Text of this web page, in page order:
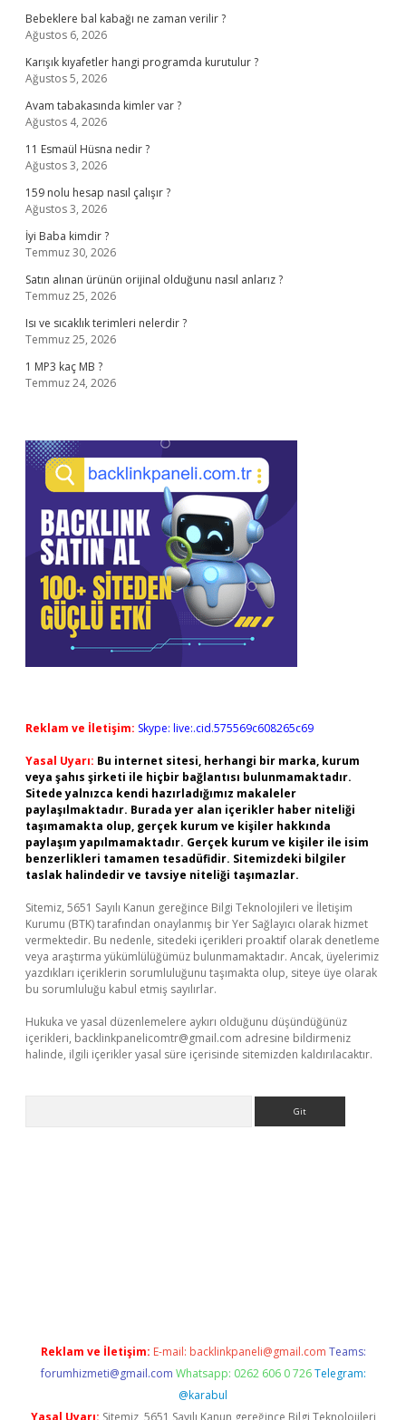
Bebeklere bal kabağı ne zaman verilir ?
Ağustos 6, 2026
Karışık kıyafetler hangi programda kurutulur ?
Ağustos 5, 2026
Avam tabakasında kimler var ?
Ağustos 4, 2026
11 Esmaül Hüsna nedir ?
Ağustos 3, 2026
159 nolu hesap nasıl çalışır ?
Ağustos 3, 2026
İyi Baba kimdir ?
Temmuz 30, 2026
Satın alınan ürünün orijinal olduğunu nasıl anlarız ?
Temmuz 25, 2026
Isı ve sıcaklık terimleri nelerdir ?
Temmuz 25, 2026
1 MP3 kaç MB ?
Temmuz 24, 2026
Reklam ve İletişim: Skype: live:.cid.575569c608265c69
Yasal Uyarı: Bu internet sitesi, herhangi bir marka, kurum
veya şahıs şirketi ile hiçbir bağlantısı bulunmamaktadır.
Sitede yalnızca kendi hazırladığımız makaleler
paylaşılmaktadır. Burada yer alan içerikler haber niteliği
taşımamakta olup, gerçek kurum ve kişiler hakkında
paylaşım yapılmamaktadır. Gerçek kurum ve kişiler ile isim
benzerlikleri tamamen tesadüfidir. Sitemizdeki bilgiler
taslak halindedir ve tavsiye niteliği taşımazlar.
Sitemiz, 5651 Sayılı Kanun gereğince Bilgi Teknolojileri ve İletişim
Kurumu (BTK) tarafından onaylanmış bir Yer Sağlayıcı olarak hizmet
vermektedir. Bu nedenle, sitedeki içerikleri proaktif olarak denetleme
veya araştırma yükümlülüğümüz bulunmamaktadır. Ancak, üyelerimiz
yazdıkları içeriklerin sorumluluğunu taşımakta olup, siteye üye olarak
bu sorumluluğu kabul etmiş sayılırlar.
Hukuka ve yasal düzenlemelere aykırı olduğunu düşündüğünüz
içerikleri, backlinkpanelicomtr@gmail.com adresine bildirmeniz
halinde, ilgili içerikler yasal süre içerisinde sitemizden kaldırılacaktır.
Reklam ve İletişim: E-mail: backlinkpaneli@gmail.com Teams:
forumhizmeti@gmail.com Whatsapp: 0262 606 0 726 Telegram:
@karabul
Yasal Uyarı: Sitemiz, 5651 Sayılı Kanun gereğince Bilgi Teknolojileri